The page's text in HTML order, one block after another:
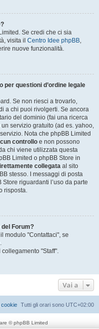
Se credi che ci sia
visita il Centro Idee phpBB,
nuove funzionalità.
per questioni d’ordine legale
Se non riesci a trovarlo,
a chi puoi rivolgerti. Se ancora
del dominio (fai una ricerca
servizio gratuito (ad es. yahoo,
Nota che phpBB Limited
controllo e non possono
chi viene utilizzata questa
Limited o phpBB Store in
collegata al sito
stesso. I messaggi di posta
riguardanti l’uso da parte
risposta.
Forum?
modulo "Contattaci", se
collegamento "Staff".
Vai a
Tutti gli orari sono UTC+02:00
cookie
© phpBB Limited